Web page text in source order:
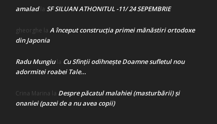
amaladla SF SILUAN ATHONITUL -11/ 24 SEPEMBRIE
gheorghe la A început construcţia primei mănăstiri ortodoxe
din Japonia
Radu Mungiula Cu Sfinții odihnește Doamne sufletul nou
adormitei roabei Tale…
Crina Marina la Despre păcatul malahiei (masturbării) şi
onaniei (pazei de a nu avea copii)